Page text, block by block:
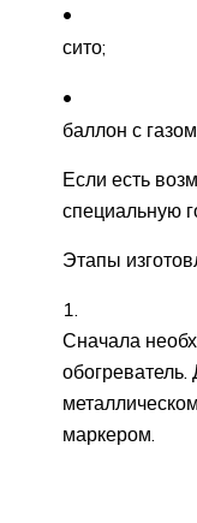
сито;
баллон с
Если есть
специальную
Этапы
Сначала
обогреватель.
маркером.